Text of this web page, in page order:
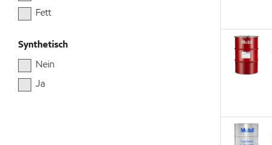
Fett
Synthetisch
Nein
Ja